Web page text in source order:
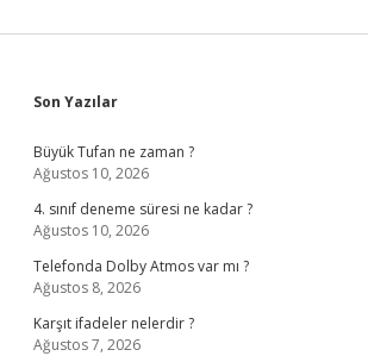
Sidebar
Son Yazılar
Büyük Tufan ne zaman ?
Ağustos 10, 2026
4. sınıf deneme süresi ne kadar ?
Ağustos 10, 2026
Telefonda Dolby Atmos var mı ?
Ağustos 8, 2026
Karşıt ifadeler nelerdir ?
Ağustos 7, 2026